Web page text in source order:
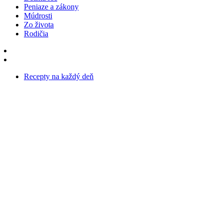
Peniaze a zákony
Múdrosti
Zo života
Rodičia
Recepty na každý deň